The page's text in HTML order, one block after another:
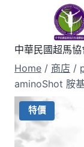
中華民國超馬
Home / 商店 /
aminoShot 胺
特價